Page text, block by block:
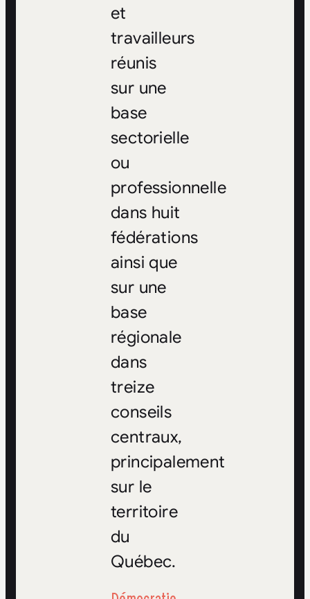
et
travailleurs
réunis
sur une
base
sectorielle
ou
professionnelle
dans huit
fédérations
ainsi que
sur une
base
régionale
dans
treize
conseils
centraux,
principalement
sur le
territoire
du
Québec.